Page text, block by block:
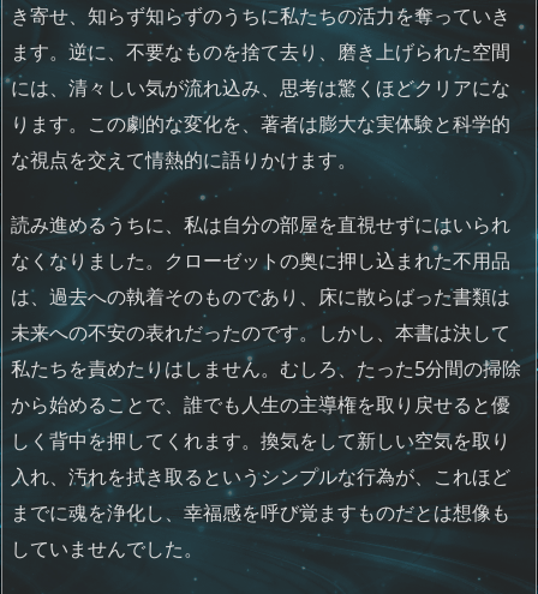
き寄せ、知らず知らずのうちに私たちの活力を奪っていき
ます。逆に、不要なものを捨て去り、磨き上げられた空間
には、清々しい気が流れ込み、思考は驚くほどクリアにな
ります。この劇的な変化を、著者は膨大な実体験と科学的
な視点を交えて情熱的に語りかけます。
読み進めるうちに、私は自分の部屋を直視せずにはいられ
なくなりました。クローゼットの奥に押し込まれた不用品
は、過去への執着そのものであり、床に散らばった書類は
未来への不安の表れだったのです。しかし、本書は決して
私たちを責めたりはしません。むしろ、たった5分間の掃除
から始めることで、誰でも人生の主導権を取り戻せると優
しく背中を押してくれます。換気をして新しい空気を取り
入れ、汚れを拭き取るというシンプルな行為が、これほど
までに魂を浄化し、幸福感を呼び覚ますものだとは想像も
していませんでした。